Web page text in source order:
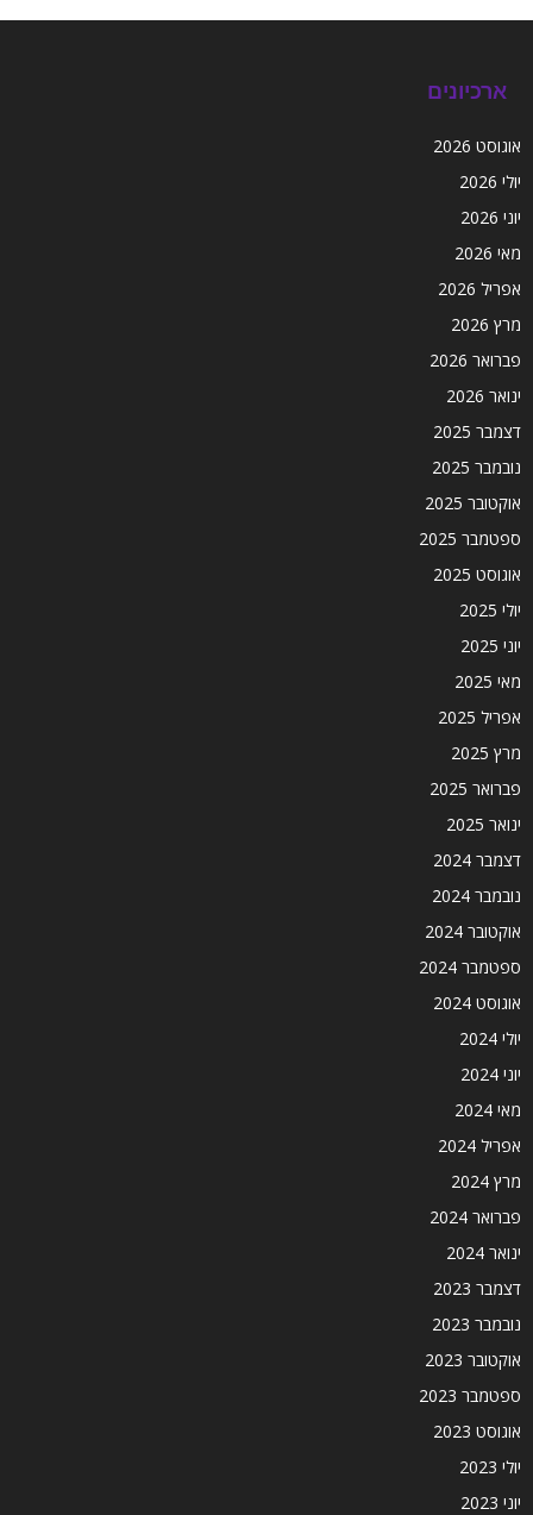
ארכיונים
אוגוסט 2026
יולי 2026
יוני 2026
מאי 2026
אפריל 2026
מרץ 2026
פברואר 2026
ינואר 2026
דצמבר 2025
נובמבר 2025
אוקטובר 2025
ספטמבר 2025
אוגוסט 2025
יולי 2025
יוני 2025
מאי 2025
אפריל 2025
מרץ 2025
פברואר 2025
ינואר 2025
דצמבר 2024
נובמבר 2024
אוקטובר 2024
ספטמבר 2024
אוגוסט 2024
יולי 2024
יוני 2024
מאי 2024
אפריל 2024
מרץ 2024
פברואר 2024
ינואר 2024
דצמבר 2023
נובמבר 2023
אוקטובר 2023
ספטמבר 2023
אוגוסט 2023
יולי 2023
יוני 2023